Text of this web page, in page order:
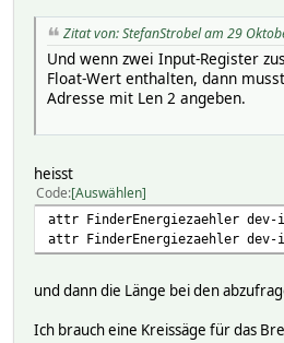
Zitat von: StefanStrobel am 29
Und wenn zwei Input-Register
Float-Wert enthalten, dann
Adresse mit Len 2 angeben.
heisst
Code Auswählen
attr FinderEnergiezaehler dev-
attr FinderEnergiezaehler
und dann die Länge bei den
Ich brauch eine Kreissäge für das